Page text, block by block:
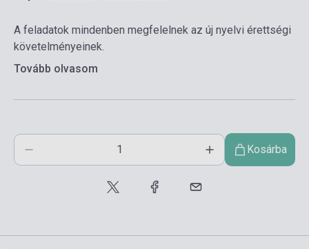
A feladatok mindenben megfelelnek az új nyelvi érettségi
követelményeinek.
Tovább olvasom
Kosárba